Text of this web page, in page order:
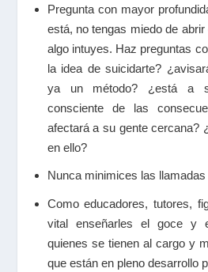
Pregunta con mayor
está, no tengas miedo de
algo intuyes. Haz preguntas
la idea de suicidarte?
ya un método? ¿está a
consciente de las
afectará a su gente cercana?
en ello?
Nunca minimices las llamadas
Como educadores, tutores,
vital enseñarles el goce y
quienes se tienen al cargo y
que están en pleno desarrollo